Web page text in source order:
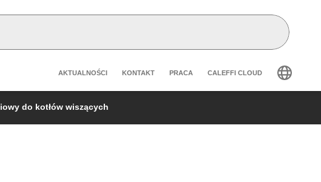
Header secondary navigation
AKTUALNOŚCI KONTAKT PRACA CALEFFI CLOUD
do kotłów wiszących